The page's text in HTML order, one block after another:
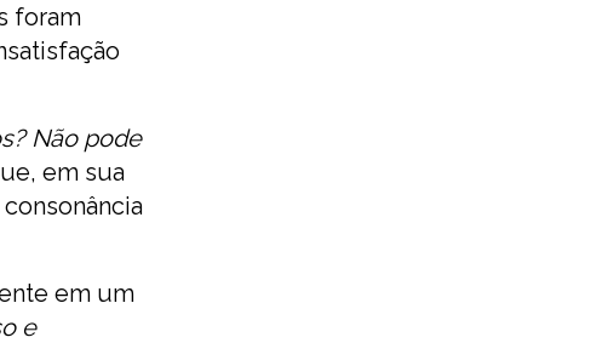
foram
Não pode
em sua
em um
e